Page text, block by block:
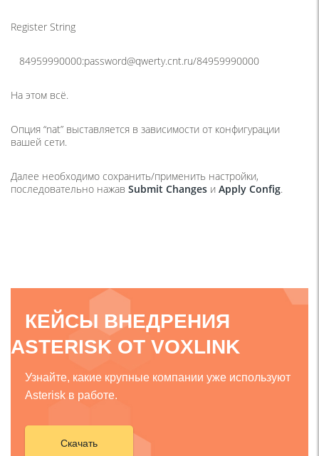
Register String
84959990000:password@qwerty.cnt.ru/84959990000
На этом всё.
Опция “nat” выставляется в зависимости от конфигурации
вашей сети.
Далее необходимо сохранить/применить настройки,
последовательно нажав Submit Changes и Apply Config.
КЕЙСЫ ВНЕДРЕНИЯ
ASTERISK ОТ VOXLINK
Узнайте, какие крупные компании уже используют
Asterisk в работе.
Скачать